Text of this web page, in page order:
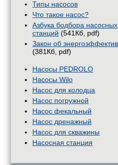
Типы насосов
Что такое насос?
Азбука бодбора насосных
станций (541Кб, pdf)
Закон об
(381Кб, pdf)
Насосы PEDROLO
Насосы Wilo
Насос для колодца
Насос погружной
Насос фекальный
Насос дренажный
Насос для скважины
Насосная станция